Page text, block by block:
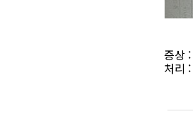
증상
처리